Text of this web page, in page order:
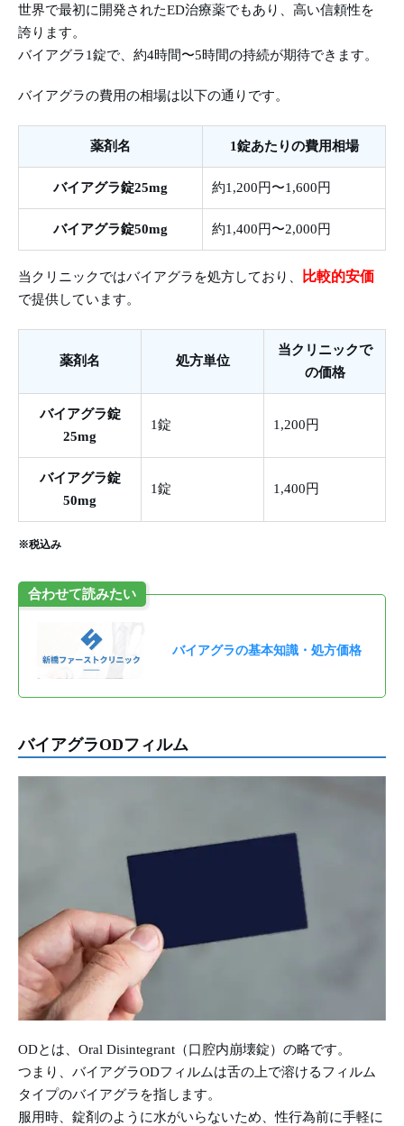
世界で最初に開発されたED治療薬でもあり、高い信頼性を
誇ります。
バイアグラ1錠で、約4時間〜5時間の持続が期待できます。
バイアグラの費用の相場は以下の通りです。
薬剤名 1錠あたりの費用相場
バイアグラ錠25mg 約1,200円〜1,600円
バイアグラ錠50mg 約1,400円〜2,000円
当クリニックではバイアグラを処方しており、 比較的安価
で提供しています。
薬剤名 処方単位
当クリニックで
の価格
バイアグラ錠
25mg
1錠 1,200円
バイアグラ錠
50mg
1錠 1,400円
※税込み
合わせて読みたい
バイアグラの基本知識・処方価格
バイアグラODフィルム
ODとは、Oral Disintegrant（口腔内崩壊錠）の略です。
つまり、バイアグラODフィルムは舌の上で溶けるフィルム
タイプのバイアグラを指します。
服用時、錠剤のように水がいらないため、性行為前に手軽に